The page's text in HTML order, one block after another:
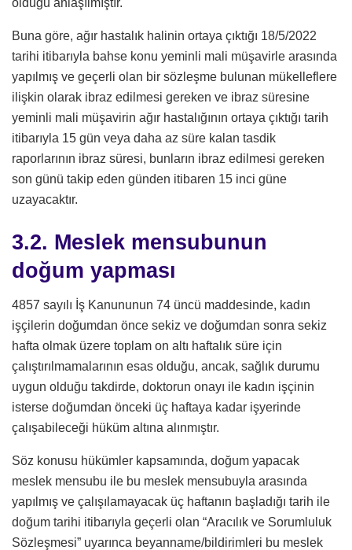
olduğu anlaşılmıştır.
Buna göre, ağır hastalık halinin ortaya çıktığı 18/5/2022
tarihi itibarıyla bahse konu yeminli mali müşavirle arasında
yapılmış ve geçerli olan bir sözleşme bulunan mükelleflere
ilişkin olarak ibraz edilmesi gereken ve ibraz süresine
yeminli mali müşavirin ağır hastalığının ortaya çıktığı tarih
itibarıyla 15 gün veya daha az süre kalan tasdik
raporlarının ibraz süresi, bunların ibraz edilmesi gereken
son günü takip eden günden itibaren 15 inci güne
uzayacaktır.
3.2. Meslek mensubunun
doğum yapması
4857 sayılı İş Kanununun 74 üncü maddesinde, kadın
işçilerin doğumdan önce sekiz ve doğumdan sonra sekiz
hafta olmak üzere toplam on altı haftalık süre için
çalıştırılmamalarının esas olduğu, ancak, sağlık durumu
uygun olduğu takdirde, doktorun onayı ile kadın işçinin
isterse doğumdan önceki üç haftaya kadar işyerinde
çalışabileceği hüküm altına alınmıştır.
Söz konusu hükümler kapsamında, doğum yapacak
meslek mensubu ile bu meslek mensubuyla arasında
yapılmış ve çalışılamayacak üç haftanın başladığı tarih ile
doğum tarihi itibarıyla geçerli olan “Aracılık ve Sorumluluk
Sözleşmesi” uyarınca beyanname/bildirimleri bu meslek